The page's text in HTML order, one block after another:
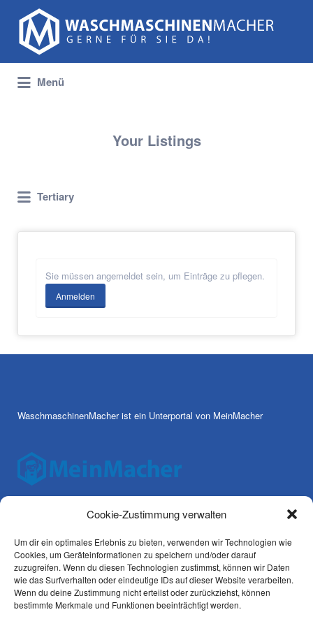
Cookie-Zustimmung verwalten
Um dir ein optimales Erlebnis zu bieten, verwenden wir Technologien wie
Cookies, um Geräteinformationen zu speichern und/oder darauf
zuzugreifen. Wenn du diesen Technologien zustimmst, können wir Daten
wie das Surfverhalten oder eindeutige IDs auf dieser Website verarbeiten.
Wenn du deine Zustimmung nicht erteilst oder zurückziehst, können
bestimmte Merkmale und Funktionen beeinträchtigt werden.
Suchen
nach:
Menü
Your Listings
Tertiary
Sie müssen angemeldet sein, um Einträge zu pflegen.
Anmelden
WaschmaschinenMacher ist ein Unterportal von MeinMacher
AGBs
Datenschutz